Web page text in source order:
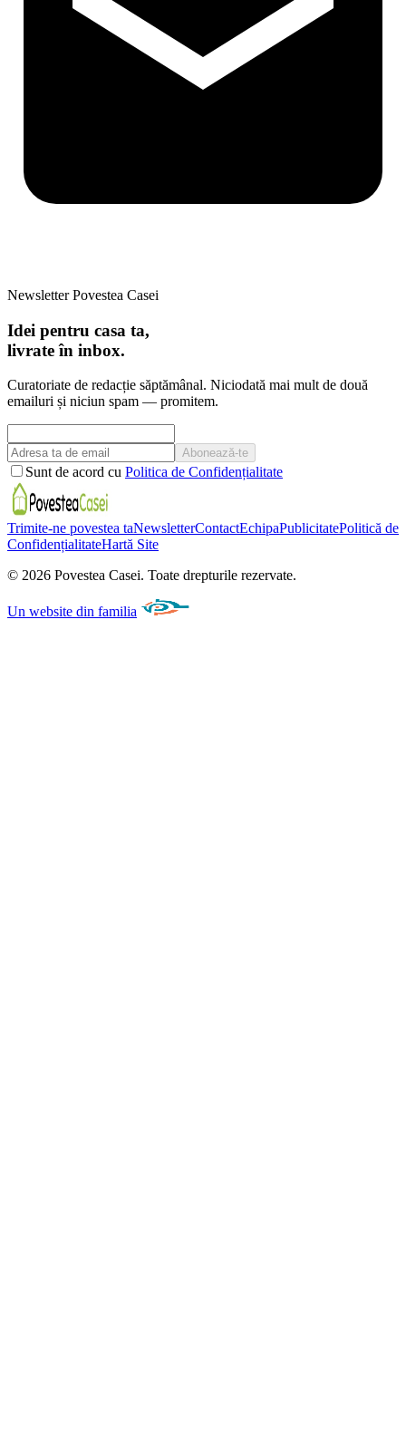
Newsletter Povestea Casei
Idei pentru casa ta,
livrate în inbox.
Curatoriate de redacție săptămânal. Niciodată mai mult de două
emailuri și niciun spam — promitem.
Abonează-te
Sunt de acord cu Politica de Confidențialitate
Trimite-ne povestea taNewsletterContactEchipaPublicitatePolitică de
ConfidențialitateHartă Site
© 2026 Povestea Casei. Toate drepturile rezervate.
Un website din familia